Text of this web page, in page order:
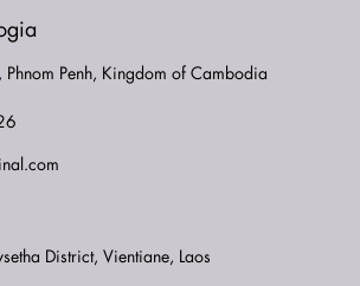
Penh, Kingdom of Cambodia
District, Vientiane, Laos